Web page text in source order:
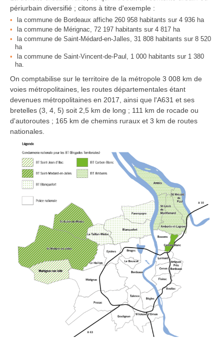
périurbain diversifié ; citons à titre d'exemple :
la commune de Bordeaux affiche 260 958 habitants sur 4 936 ha
la commune de Mérignac, 72 197 habitants sur 4 817 ha
la commune de Saint-Médard-en-Jalles, 31 808 habitants sur 8 520
ha
la commune de Saint-Vincent-de-Paul, 1 000 habitants sur 1 380
ha.
On comptabilise sur le territoire de la métropole 3 008 km de
voies métropolitaines, les routes départementales étant
devenues métropolitaines en 2017, ainsi que l'A631 et ses
bretelles (3, 4, 5) soit 2,5 km de long ; 111 km de rocade ou
d'autoroutes ; 165 km de chemins ruraux et 3 km de routes
nationales.